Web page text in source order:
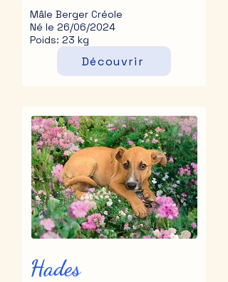
Mâle Berger Créole
Né le 26/06/2024
Poids: 23 kg
Découvrir
Hades